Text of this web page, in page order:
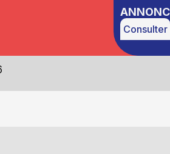
Consulter